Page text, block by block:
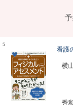
5
看護
横
秀